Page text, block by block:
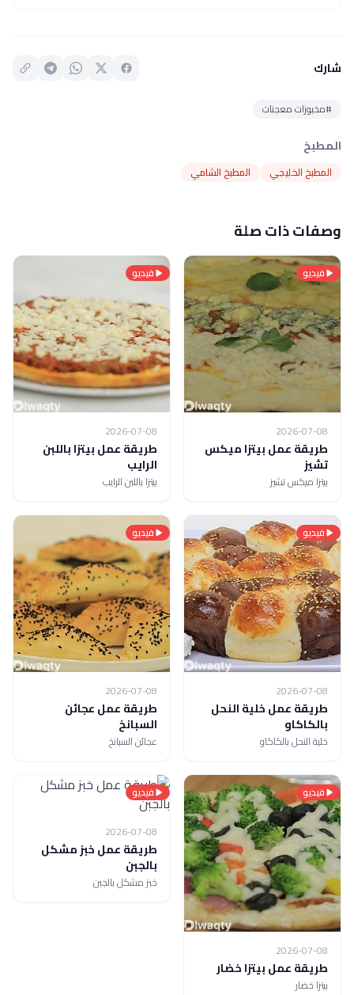
شارك
#مخبوزات معجنات
المطبخ
المطبخ الخليجي المطبخ الشامي
وصفات ذات صلة
فيديو
2026-07-08
طريقة عمل بيتزا ميكس
تشيز
بيتزا ميكس تشيز
فيديو
2026-07-08
طريقة عمل بيتزا باللبن
الرايب
بيتزا باللبن الرايب
فيديو
2026-07-08
طريقة عمل خلية النحل
بالكاكاو
خلية النحل بالكاكاو
فيديو
2026-07-08
طريقة عمل عجائن
السبانخ
عجائن السبانخ
فيديو
2026-07-08
طريقة عمل بيتزا خضار
بيتزا خضار
فيديو
2026-07-08
طريقة عمل خبز مشكل
بالجبن
خبز مشكل بالجبن